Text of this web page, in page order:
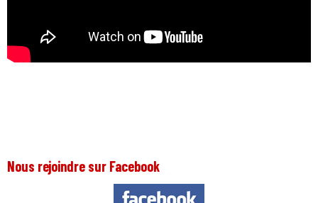
Nous rejoindre sur Facebook